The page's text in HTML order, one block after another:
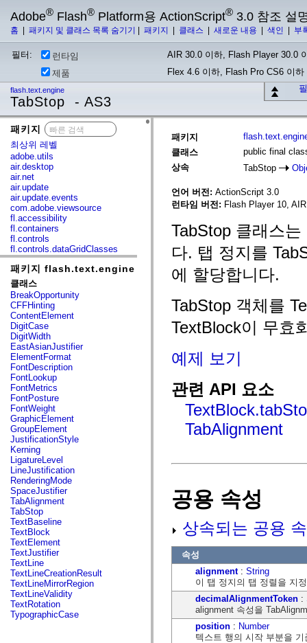
Adobe® Flash® Platform용 ActionScript® 3.0 참조 설
홈 패키지 및 클래스 목록 숨기기 패키지 클래스 새로운 내용 색인 부
필터: 런타임
AIR 30.0 이하, Flash Player 30.0
제품
Flex 4.6 이하, Flash Pro CS6 이하
flash.text.engine
TabStop - AS3
패키지
최상위 레벨
adobe.utils
air.desktop
air.net
air.update
air.update.events
com.adobe.viewsource
fl.accessibility
fl.containers
fl.controls
fl.controls.dataGridClasses
fl.controls.listClasses
fl.controls.progressBarClasses
fl.core
fl.data
fl.display
fl.events
fl.ik
fl.lang
fl.livepreview
fl.managers
fl.motion
fl.motion.easing
fl.rsl
fl.text
fl.transitions
fl.transitions.easing
fl.video
flash.accessibility
flash.concurrent
flash.crypto
flash.data
flash.desktop
flash.display
flash.display3D
flash.display3D.textures
flash.errors
flash.events
flash.external
flash.filesystem
flash.filters
flash.geom
flash.globalization
flash.html
flash.media
flash.net
flash.net.dns
패키지 flash.text.engine
클래스
BreakOpportunity
CFFHinting
ContentElement
DigitCase
DigitWidth
EastAsianJustifier
ElementFormat
FontDescription
FontLookup
FontMetrics
FontPosture
FontWeight
GraphicElement
GroupElement
JustificationStyle
Kerning
LigatureLevel
LineJustification
RenderingMode
SpaceJustifier
TabAlignment
TabStop
TextBaseline
TextBlock
TextElement
TextJustifier
TextLine
TextLineCreationResult
TextLineMirrorRegion
TextLineValidity
TextRotation
TypographicCase
패키지
클래스
public final
상속
TabStop
언어 버전: ActionScript 3.0
런타임 버전: Flash Player 10,
TabStop 클래스
다. 탭 정지를
에 할당합니다.
TabStop 객체를
TextBlock이 무효
예제 보기
관련 API 요소
TabAlignment
공용 속성
상속되는 공용
속성
alignment: String
이 탭 정지의 탭 정렬을 지
decimalAlignmentToken :
alignment 속성을
position : Number
텍스트 행의 시작 부분을